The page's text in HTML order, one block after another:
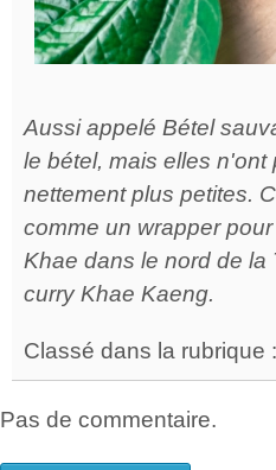
Aussi appelé Bétel
le bétel, mais elles
nettement plus petites.
comme un wrapper
Khae dans le nord de
curry Khae Kaeng.
Classé dans la rubrique
Pas de commentaire.